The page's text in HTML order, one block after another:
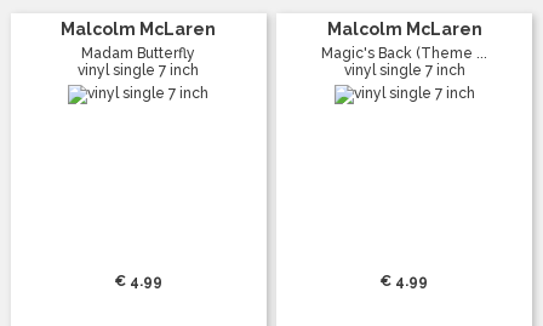
Malcolm McLaren
Madam Butterfly
vinyl single 7 inch
€ 4.99
Malcolm McLaren
Magic's Back (Theme ...
vinyl single 7 inch
€ 4.99